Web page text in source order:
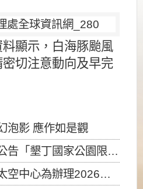
顯示，白海豚颱風
切注意動向及早完
泡影 應作如是觀
公園限制水域遊憩活動之種類、範圍、時間及行為」，自即日生效。
台灣盃火箭競賽，陸、海、空域警戒及協調相關事宜，因颱風備案事宜